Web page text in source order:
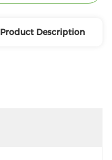
Product Description